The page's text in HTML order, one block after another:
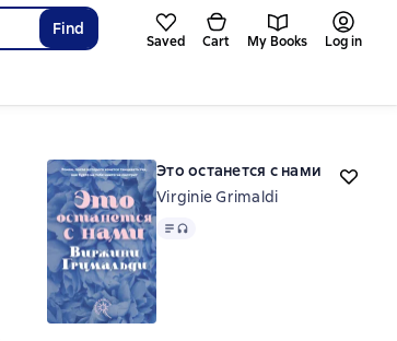
Find
Saved Cart My Books Log in
Это останется с нами
Virginie Grimaldi
Text, audio format available